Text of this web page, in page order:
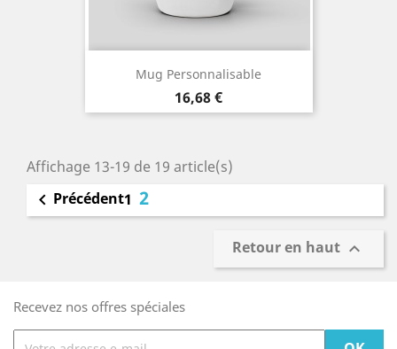
Mug Personnalisable
Prix
16,68 €
Affichage 13-19 de 19 article(s)
 Précédent1 2
Retour en haut 
Recevez nos offres spéciales